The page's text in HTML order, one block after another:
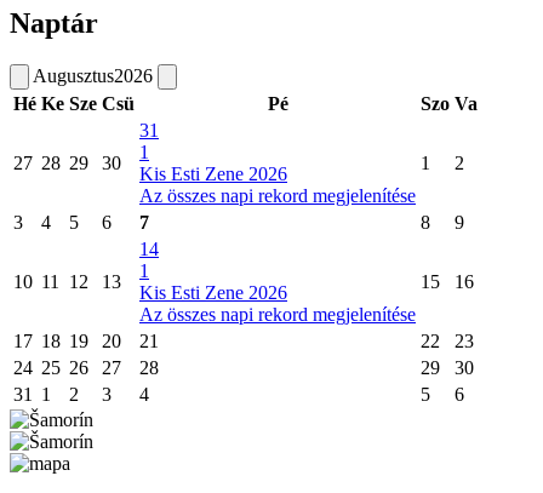
Naptár
Augusztus2026
Hé Ke Sze Csü Pé Szo Va
27 28 29 30
31
1
Kis Esti Zene 2026
Az összes napi rekord megjelenítése
1 2
3 4 5 6 7 8 9
10 11 12 13
14
1
Kis Esti Zene 2026
Az összes napi rekord megjelenítése
15 16
17 18 19 20 21 22
23
24 25 26 27 28 29
30
31
1 2 3 4 5 6